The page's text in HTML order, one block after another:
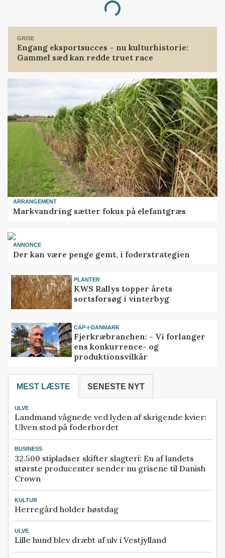
Loading...
GRISE
Engang eksportsucces – nu kulturhistorie:
Gammel sæd kan redde truet race
ARRANGEMENT
Markvandring sætter fokus på elefantgræs
ANNONCE
Der kan være penge gemt, i foderstrategien
PLANTER
KWS Rallys topper årets
sortsforsøg i vinterbyg
CAP-I-DANMARK
Fjerkræbranchen: - Vi forlanger
ens konkurrence- og
produktionsvilkår
MEST LÆSTE SENESTE NYT
ULVE
Landmand vågnede ved lyden af skrigende kvier:
Ulven stod på foderbordet
BUSINESS
32.500 stipladser skifter slagteri: En af landets
største producenter sender nu grisene til Danish
Crown
KULTUR
Herregård holder høstdag
ULVE
Lille hund blev dræbt af ulv i Vestjylland